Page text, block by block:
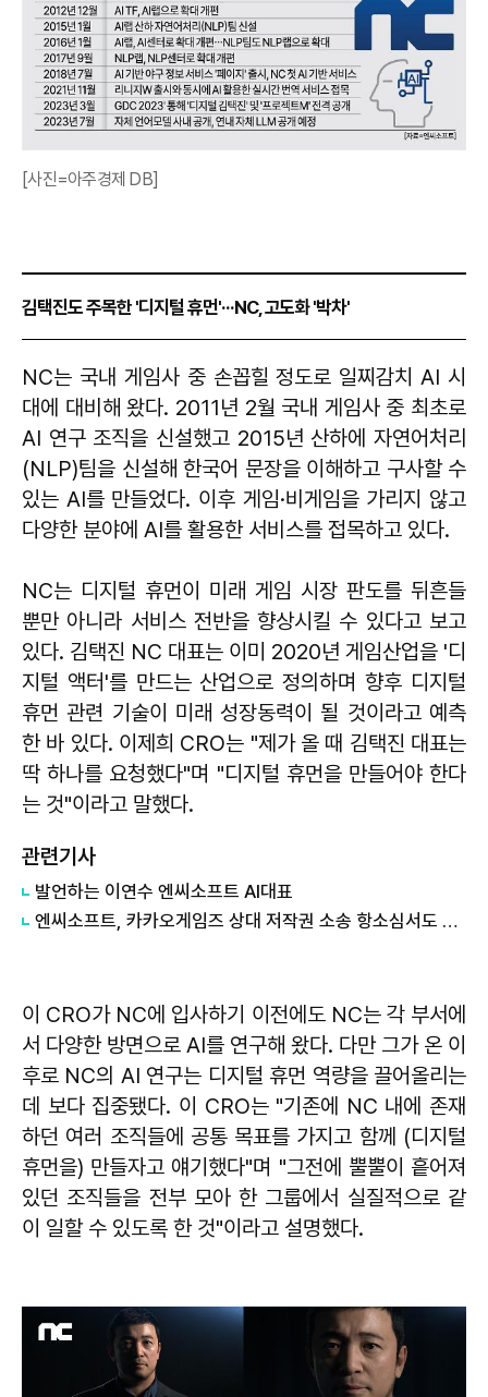
[사진=아주경제 DB]
김택진도 주목한 '디지털 휴먼'···NC, 고도화 '박차'
NC는 국내 게임사 중 손꼽힐 정도로 일찌감치 AI 시
대에 대비해 왔다. 2011년 2월 국내 게임사 중 최초로
AI 연구 조직을 신설했고 2015년 산하에 자연어처리
(NLP)팀을 신설해 한국어 문장을 이해하고 구사할 수
있는 AI를 만들었다. 이후 게임·비게임을 가리지 않고
다양한 분야에 AI를 활용한 서비스를 접목하고 있다.
NC는 디지털 휴먼이 미래 게임 시장 판도를 뒤흔들
뿐만 아니라 서비스 전반을 향상시킬 수 있다고 보고
있다. 김택진 NC 대표는 이미 2020년 게임산업을 '디
지털 액터'를 만드는 산업으로 정의하며 향후 디지털
휴먼 관련 기술이 미래 성장동력이 될 것이라고 예측
한 바 있다. 이제희 CRO는 "제가 올 때 김택진 대표는
딱 하나를 요청했다"며 "디지털 휴먼을 만들어야 한다
는 것"이라고 말했다.
관련기사
발언하는 ​​​​​​​이연수 엔씨소프트 AI대표
엔씨소프트, 카카오게임즈 상대 저작권 소송 항소심서도 패소
이 CRO가 NC에 입사하기 이전에도 NC는 각 부서에
서 다양한 방면으로 AI를 연구해 왔다. 다만 그가 온 이
후로 NC의 AI 연구는 디지털 휴먼 역량을 끌어올리는
데 보다 집중됐다. 이 CRO는 "기존에 NC 내에 존재
하던 여러 조직들에 공통 목표를 가지고 함께 (디지털
휴먼을) 만들자고 얘기했다"며 "그전에 뿔뿔이 흩어져
있던 조직들을 전부 모아 한 그룹에서 실질적으로 같
이 일할 수 있도록 한 것"이라고 설명했다.